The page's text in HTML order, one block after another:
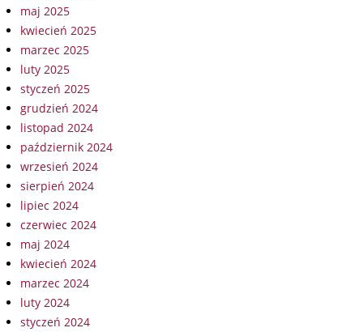
maj 2025
kwiecień 2025
marzec 2025
luty 2025
styczeń 2025
grudzień 2024
listopad 2024
październik 2024
wrzesień 2024
sierpień 2024
lipiec 2024
czerwiec 2024
maj 2024
kwiecień 2024
marzec 2024
luty 2024
styczeń 2024